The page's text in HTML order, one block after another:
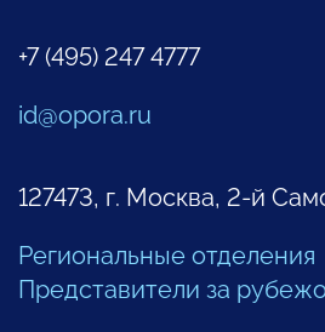
+7 (495) 247 4777
id@opora.ru
127473, г. Москва, 2-й
Региональные отделения
Представители за